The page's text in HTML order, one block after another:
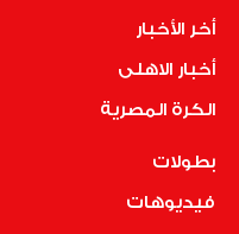
أخر الأخبار
أخبار الاهلى
الكرة المصرية
بطولات
فيديوهات